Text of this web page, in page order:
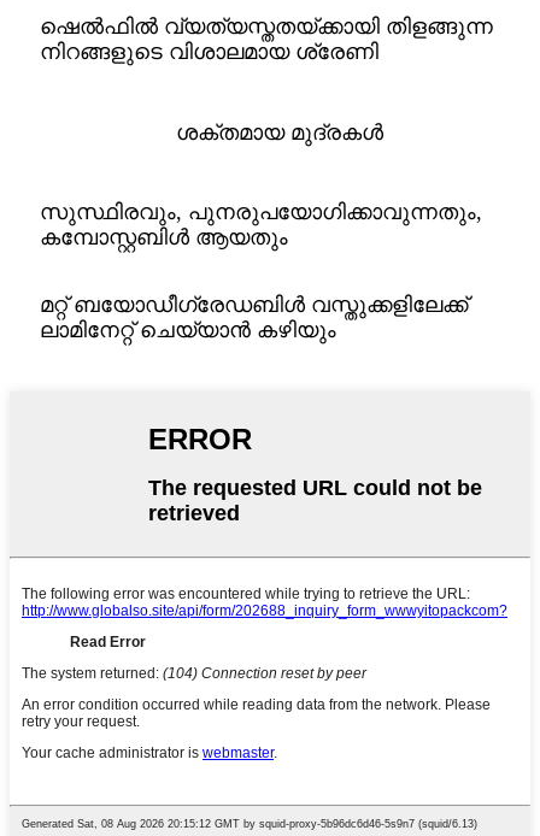
ഷെൽഫിൽ വ്യത്യസ്തതയ്ക്കായി തിളങ്ങുന്ന
നിറങ്ങളുടെ വിശാലമായ ശ്രേണി
ശക്തമായ മുദ്രകൾ
സുസ്ഥിരവും, പുനരുപയോഗിക്കാവുന്നതും,
കമ്പോസ്റ്റബിൾ ആയതും
മറ്റ് ബയോഡീഗ്രേഡബിൾ വസ്തുക്കളിലേക്ക്
ലാമിനേറ്റ് ചെയ്യാൻ കഴിയും